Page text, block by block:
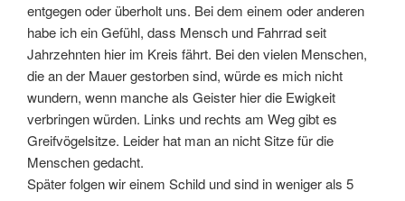
entgegen oder überholt uns. Bei dem einem oder anderen
habe ich ein Gefühl, dass Mensch und Fahrrad seit
Jahrzehnten hier im Kreis fährt. Bei den vielen Menschen,
die an der Mauer gestorben sind, würde es mich nicht
wundern, wenn manche als Geister hier die Ewigkeit
verbringen würden. Links und rechts am Weg gibt es
Greifvögelsitze. Leider hat man an nicht Sitze für die
Menschen gedacht.
Später folgen wir einem Schild und sind in weniger als 5